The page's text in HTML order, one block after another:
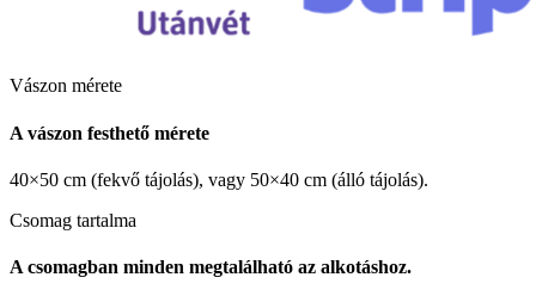
Vászon mérete
A vászon festhető mérete
40×50 cm (fekvő tájolás), vagy 50×40 cm (álló tájolás).
Csomag tartalma
A csomagban minden megtalálható az alkotáshoz.